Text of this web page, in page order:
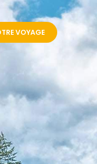
VOYAGE